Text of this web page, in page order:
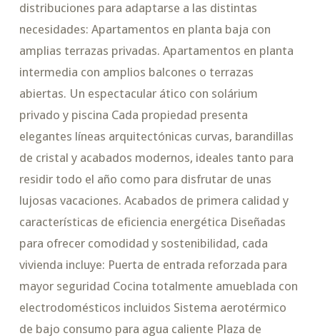
distribuciones para adaptarse a las distintas
necesidades: Apartamentos en planta baja con
amplias terrazas privadas. Apartamentos en planta
intermedia con amplios balcones o terrazas
abiertas. Un espectacular ático con solárium
privado y piscina Cada propiedad presenta
elegantes líneas arquitectónicas curvas, barandillas
de cristal y acabados modernos, ideales tanto para
residir todo el año como para disfrutar de unas
lujosas vacaciones. Acabados de primera calidad y
características de eficiencia energética Diseñadas
para ofrecer comodidad y sostenibilidad, cada
vivienda incluye: Puerta de entrada reforzada para
mayor seguridad Cocina totalmente amueblada con
electrodomésticos incluidos Sistema aerotérmico
de bajo consumo para agua caliente Plaza de